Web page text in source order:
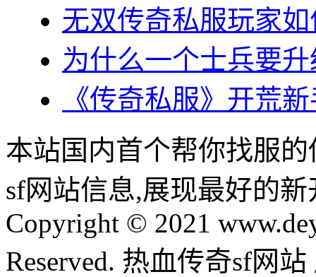
无双传奇私服玩家
为什么一个士兵要
《传奇私服》开荒
本站国内首个帮你找服
sf网站信息,展现最好的
Copyright © 2021
Reserved. 热血传奇sf网